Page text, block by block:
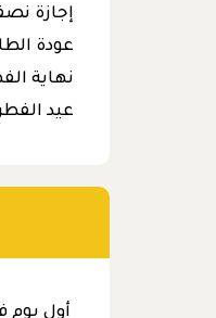
إجازة
عودة
نهاية
عيد
أول يوم